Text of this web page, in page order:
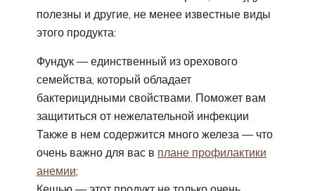
полезны и другие, не менее известные виды
этого продукта:
Фундук — единственный из орехового
семейства, который обладает
бактерицидными свойствами. Поможет вам
защититься от нежелательной инфекции
Также в нем содержится много железа — что
очень важно для вас в плане профилактики
анемии;